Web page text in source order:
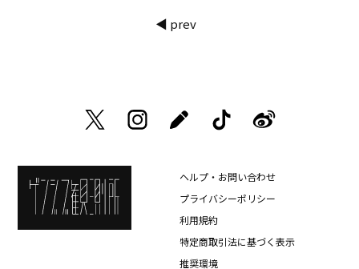
◀ prev
ヘルプ・お問い合わせ
プライバシーポリシー
利用規約
特定商取引法に基づく表示
推奨環境